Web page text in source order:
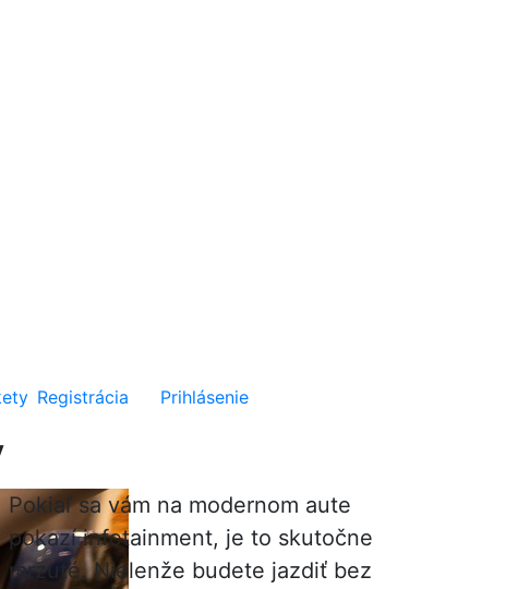
Registrácia Prihlásenie
Pokiaľ sa vám na modernom aute
pokazí infotainment, je to skutočne
mrzuté. Nielenže budete jazdiť bez